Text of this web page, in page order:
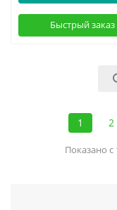
Быстрый заказ
1 2
Показано с